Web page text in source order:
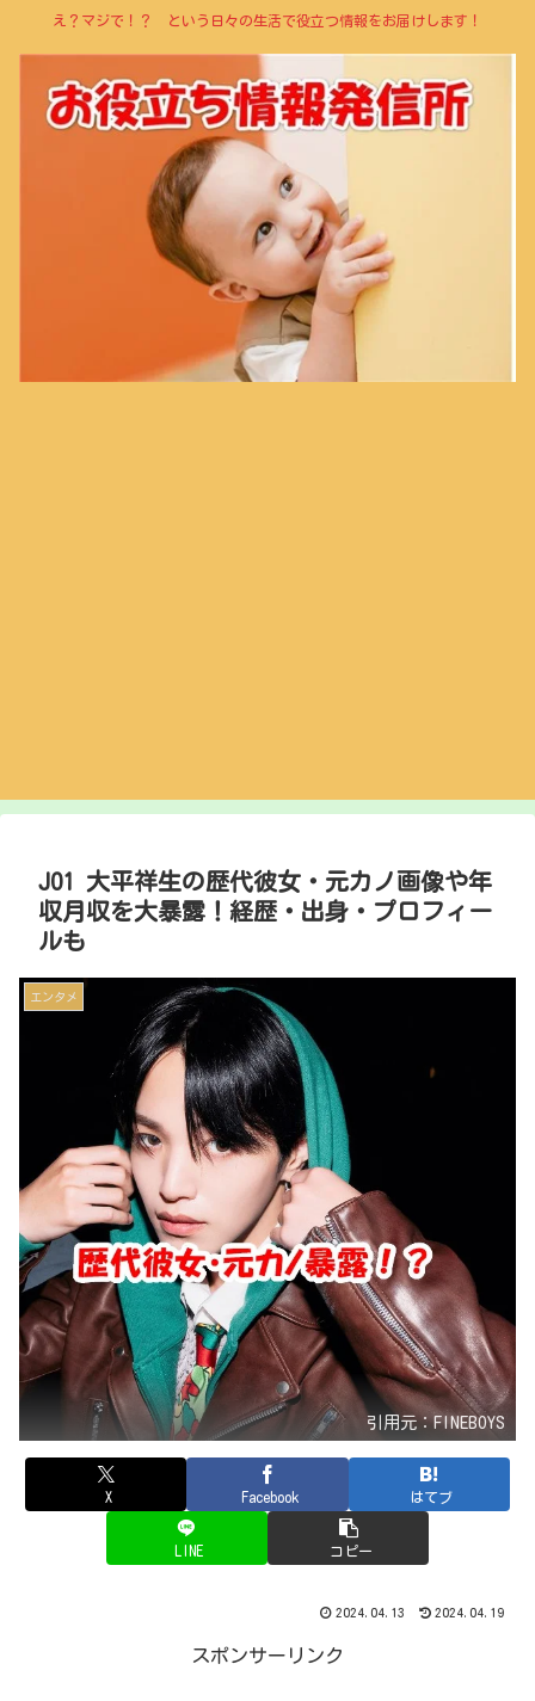
え？マジで！？ という日々の生活で役立つ情報をお届けします！
JO1 大平祥生の歴代彼女・元カノ画像や年
収月収を大暴露！経歴・出身・プロフィー
ルも
エンタメ
引用元：FINEBOYS
X Facebook はてブ
LINE コピー
2024.04.13 2024.04.19
スポンサーリンク